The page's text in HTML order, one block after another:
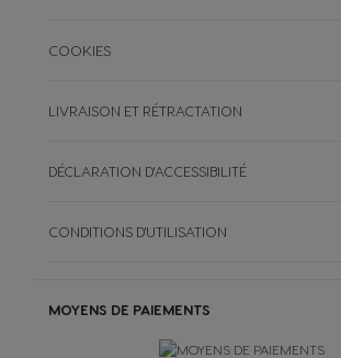
MOYENS DE PAIEMENTS
COOKIES
LIVRAISON ET RÉTRACTATION
DÉCLARATION D'ACCESSIBILITÉ
CONDITIONS D'UTILISATION